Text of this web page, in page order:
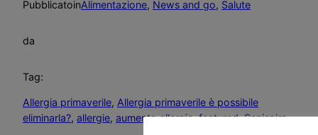
PubblicatoinAlimentazione, News and go, Salute
da
Tag:
Allergia primaverile, Allergia primaverile è possibile
eliminarla?, allergie, aumento allergie, featured, Sanispira